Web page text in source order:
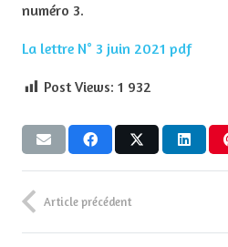
numéro 3.
La lettre N° 3 juin 2021 pdf
Post Views: 1 932
Article précédent